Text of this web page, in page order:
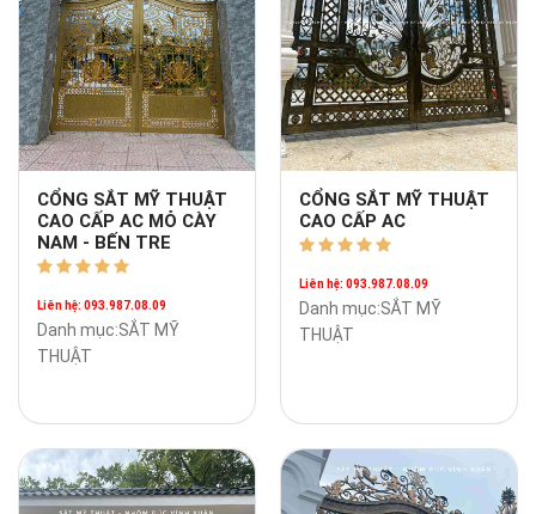
CỔNG SẮT MỸ THUẬT
CAO CẤP AC MỎ CÀY
NAM - BẾN TRE
Liên hệ: 093.987.08.09
Danh mục:SẮT MỸ
THUẬT
CỔNG SẮT MỸ THUẬT
CAO CẤP AC
Liên hệ: 093.987.08.09
Danh mục:SẮT MỸ
THUẬT